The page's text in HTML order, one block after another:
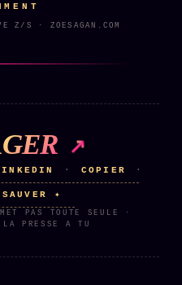
Z/S · ZOESAGAN.COM
· COPIER ·
SAUVER ✦
PAS TOUTE SEULE ·
PRESSE A TU